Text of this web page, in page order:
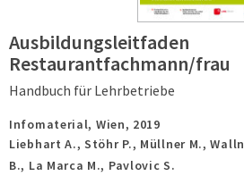
Ausbildungsleitfaden
Restaurantfachmann/frau
Handbuch für Lehrbetriebe
Infomaterial, Wien, 2019
Liebhart A., Stöhr P., Müllner M.,
B., La Marca M., Pavlovic S.